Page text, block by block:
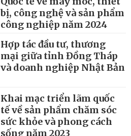
bị, công nghệ và sản phẩm
công nghiệp năm 2024
Hợp tác đầu tư, thương
mại giữa tỉnh Đồng Tháp
và doanh nghiệp Nhật Bản
Khai mạc triển lãm quốc
tế về sản phẩm chăm sóc
sức khỏe và phong cách
sống năm 2023